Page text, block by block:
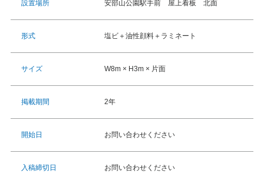
設置場所 安部山公園駅手前 屋上看板 北面
形式 塩ビ＋油性顔料＋ラミネート
サイズ W8m × H3m × 片面
掲載期間 2年
開始日 お問い合わせください
入稿締切日 お問い合わせください